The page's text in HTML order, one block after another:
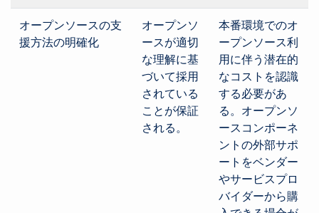
オープンソースの支
援方法の明確化
オープンソ
ースが適切
な理解に基
づいて採用
されている
ことが保証
される。
本番環境でのオ
ープンソース利
用に伴う潜在的
なコストを認識
する必要があ
る。オープンソ
ースコンポーネ
ントの外部サポ
ートをベンダー
やサービスプロ
バイダーから購